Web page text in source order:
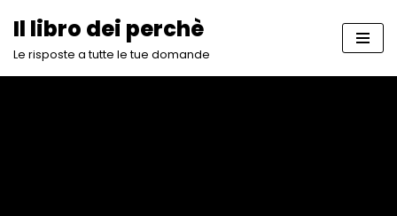
Vai
Il libro dei perchè
Le risposte a tutte le tue domande